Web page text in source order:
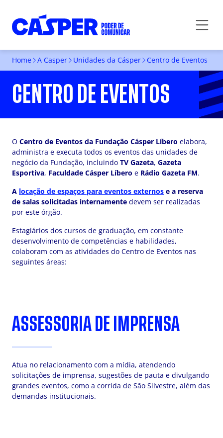
Home A Casper Unidades da Cásper Centro de Eventos
CENTRO DE EVENTOS
O Centro de Eventos da Fundação Cásper Líbero elabora,
administra e executa todos os eventos das unidades de
negócio da Fundação, incluindo TV Gazeta, Gazeta
Esportiva, Faculdade Cásper Líbero e Rádio Gazeta FM.
A locação de espaços para eventos externos e a reserva
de salas solicitadas internamente devem ser realizadas
por este órgão.
Estagiários dos cursos de graduação, em constante
desenvolvimento de competências e habilidades,
colaboram com as atividades do Centro de Eventos nas
seguintes áreas:
ASSESSORIA DE IMPRENSA
Atua no relacionamento com a mídia, atendendo
solicitações de imprensa, sugestões de pauta e divulgando
grandes eventos, como a corrida de São Silvestre, além das
demandas institucionais.